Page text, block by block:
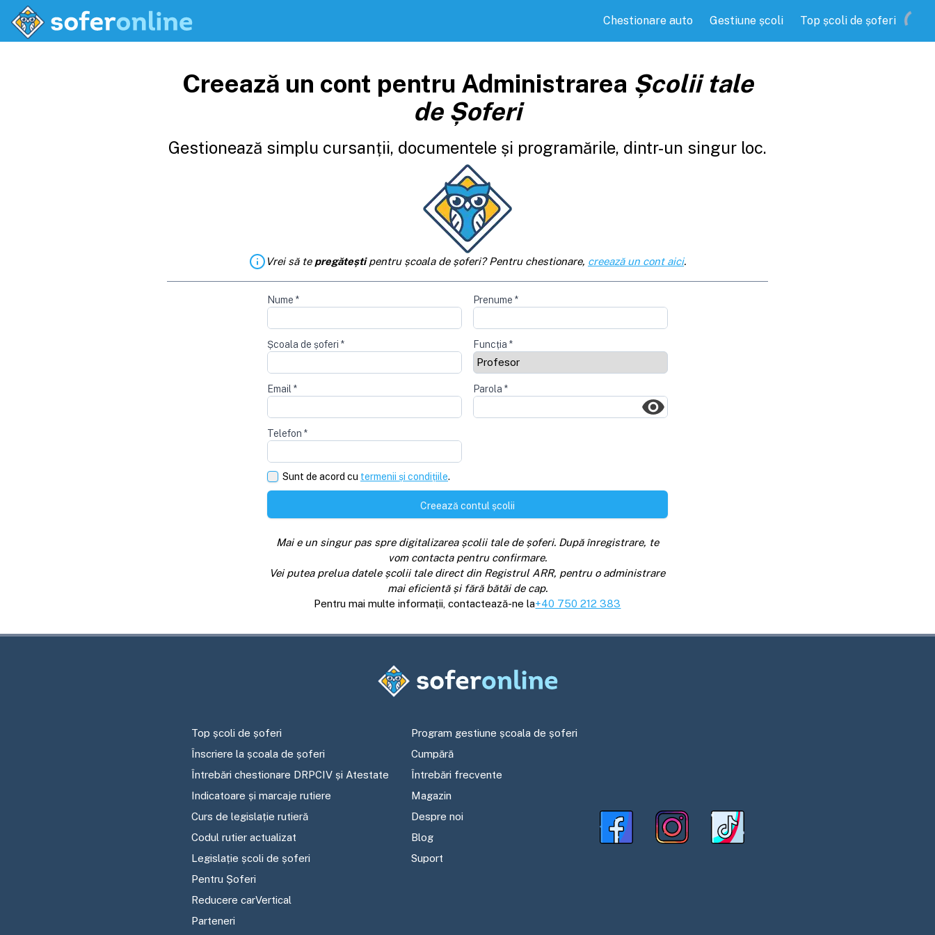
Chestionare auto Gestiune școli Top școli de șoferi
Creează un cont pentru Administrarea Școlii tale
de Șoferi
Gestionează simplu cursanții, documentele și programările, dintr-un singur loc.
Vrei să te pregăteștipentru școala de șoferi? Pentru chestionare, creează un cont aici.
Nume * Prenume *
Școala de șoferi * Funcția *
Email * Parola *
Telefon *
Sunt de acord cu termenii și condițiile.
Creează contul școlii
Mai e un singur pas spre digitalizarea școlii tale de șoferi. După înregistrare, te
vom contacta pentru confirmare.
Vei putea prelua datele școlii tale direct din Registrul ARR, pentru o administrare
mai eficientă și fără bătăi de cap.
Pentru mai multe informații, contactează-ne la+40 750 212 383
Top școli de șoferi
Înscriere la școala de șoferi
Întrebări chestionare DRPCIV și Atestate
Indicatoare și marcaje rutiere
Curs de legislație rutieră
Codul rutier actualizat
Legislație școli de șoferi
Pentru Șoferi
Reducere carVertical
Parteneri
Program gestiune școala de șoferi
Cumpără
Întrebări frecvente
Magazin
Despre noi
Blog
Suport